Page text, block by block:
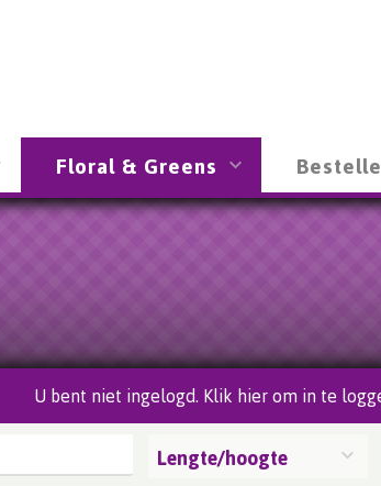
Floral & Greens
U bent niet ingelogd. Klik hier om in te
Lengte/hoogte